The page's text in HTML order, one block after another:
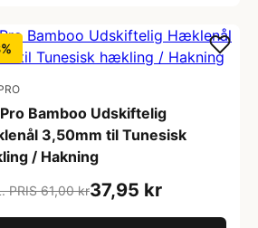
Bamboo Udskiftelig
3,50mm til Tunesisk
/ Hakning
PRIS 61,00 kr37,95 kr